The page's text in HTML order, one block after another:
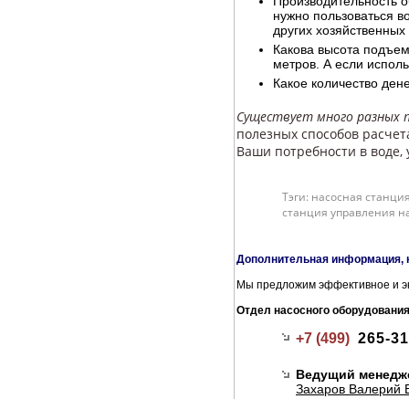
нужно пользоваться
других
Какова высота
метров. А если
Какое количество
Существует много разных
полезных способов
Ваши потребности в
Тэги: насосная
станция управления
Дополнительная информация,
Мы предложим эффективное и
Отдел насосного оборудования
+7 (499) 265-
Ведущий
Захаров Валерий